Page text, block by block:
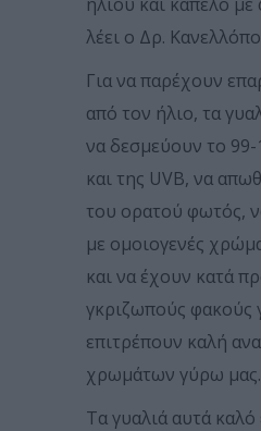
λέει ο Δρ.
Για να παρέχουν
από τον ήλιο, τα
να δεσμεύουν το 99-
και της UVB, να
του ορατού φωτός,
με ομοιογενές
και να έχουν κατά
γκριζωπούς φακούς
επιτρέπουν καλή
χρωμάτων γύρω μας.
Τα γυαλιά αυτά καλό